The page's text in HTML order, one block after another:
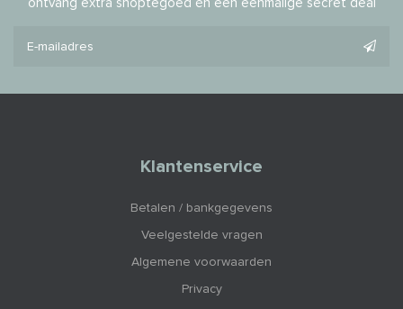
ontvang extra shoptegoed én een eenmalige secret deal
Klantenservice
Betalen / bankgegevens
Veelgestelde vragen
Algemene voorwaarden
Privacy